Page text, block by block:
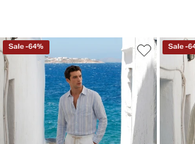
Sale-64% Sale-